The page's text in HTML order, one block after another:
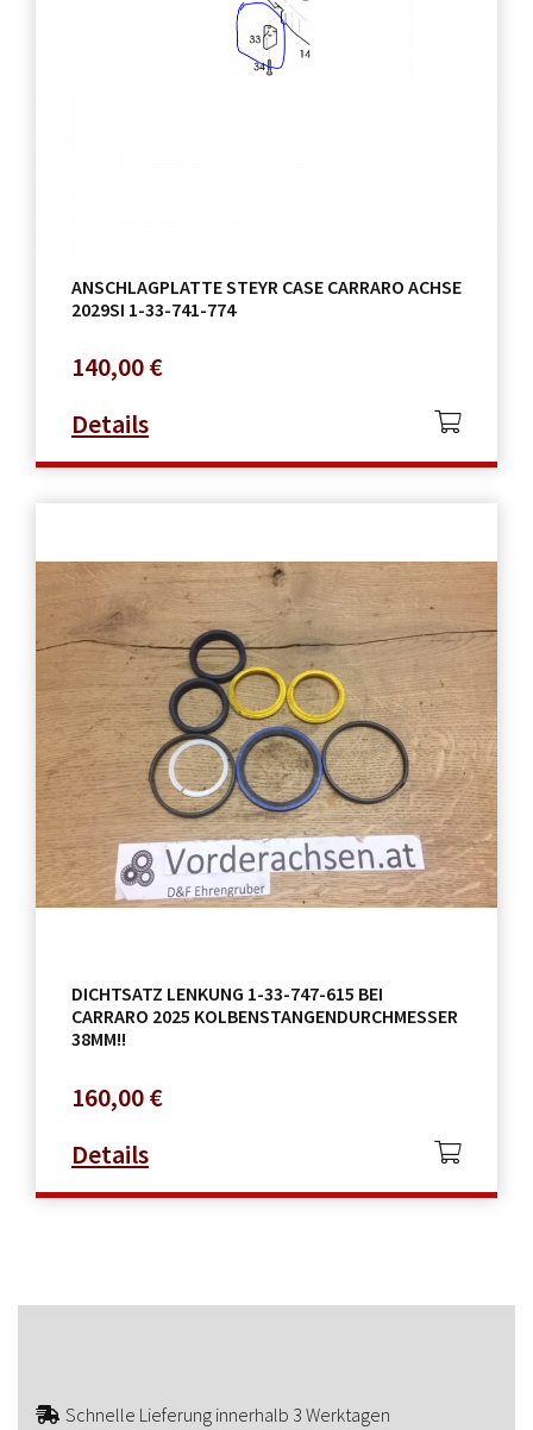
ANSCHLAGPLATTE STEYR CASE CARRARO ACHSE
2029SI 1-33-741-774
140,00€
Details
DICHTSATZ LENKUNG 1-33-747-615 BEI
CARRARO 2025 KOLBENSTANGENDURCHMESSER
38MM!!
160,00€
Details
Schnelle Lieferung innerhalb 3 Werktagen